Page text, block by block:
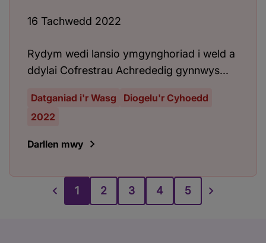
16 Tachwedd 2022
Rydym wedi lansio ymgynghoriad i weld a
ddylai Cofrestrau Achrededig gynnwys...
Datganiad i'r Wasg
Diogelu'r Cyhoedd
2022
Darllen mwy
1 2 3 4 5